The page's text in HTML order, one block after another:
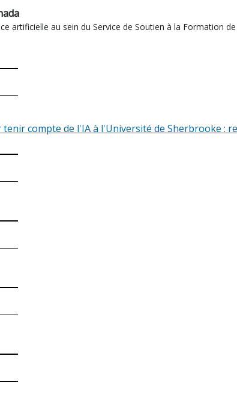
artificielle au sein du Service de Soutien à la Formation
compte de l'IA à l'Université de Sherbrooke :